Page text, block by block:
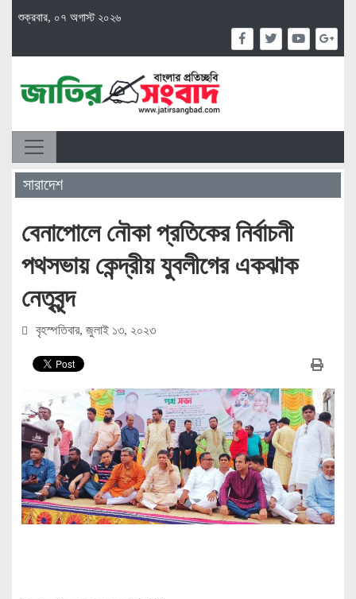
শুক্রবার, ০৭ অগাস্ট ২০২৬
সারাদেশ
বেনাপোলে নৌকা প্রতিকের নির্বাচনী
পথসভায় কেন্দ্রীয় যুবলীগের একঝাক
নেতৃবৃন্দ
বৃহস্পতিবার, জুলাই ১৩, ২০২৩